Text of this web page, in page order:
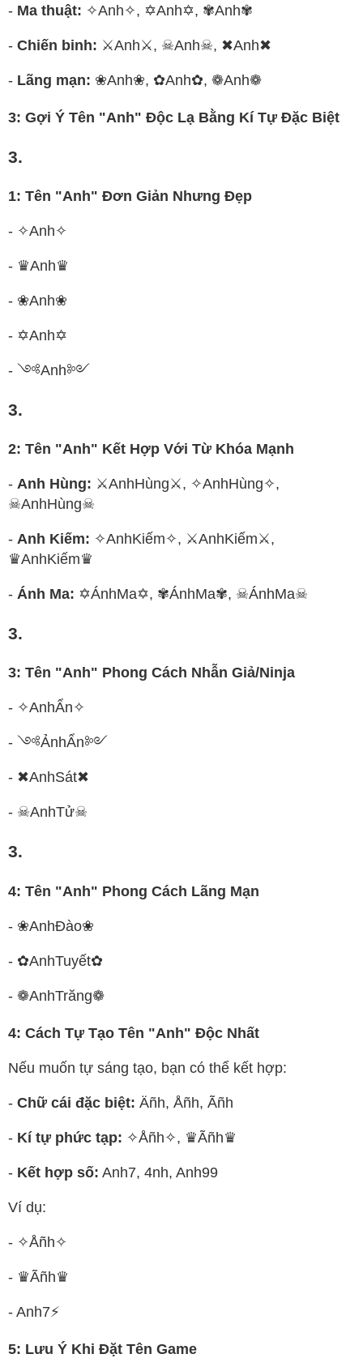
- Ma thuật: ✧Anh✧, ✡Anh✡, ✾Anh✾
- Chiến binh: ⚔Anh⚔, ☠Anh☠, ✖Anh✖
- Lãng mạn: ❀Anh❀, ✿Anh✿, ❁Anh❁
3: Gợi Ý Tên "Anh" Độc Lạ Bằng Kí Tự Đặc Biệt
3.
1: Tên "Anh" Đơn Giản Nhưng Đẹp
- ✧Anh✧
- ♛Anh♛
- ❀Anh❀
- ✡Anh✡
- ༺Anh༻
3.
2: Tên "Anh" Kết Hợp Với Từ Khóa Mạnh
- Anh Hùng: ⚔AnhHùng⚔, ✧AnhHùng✧,
☠AnhHùng☠
- Anh Kiếm: ✧AnhKiếm✧, ⚔AnhKiếm⚔,
♛AnhKiếm♛
- Ánh Ma: ✡ÁnhMa✡, ✾ÁnhMa✾, ☠ÁnhMa☠
3.
3: Tên "Anh" Phong Cách Nhẫn Giả/Ninja
- ✧AnhẨn✧
- ༺ẢnhẨn༻
- ✖AnhSát✖
- ☠AnhTử☠
3.
4: Tên "Anh" Phong Cách Lãng Mạn
- ❀AnhĐào❀
- ✿AnhTuyết✿
- ❁AnhTrăng❁
4: Cách Tự Tạo Tên "Anh" Độc Nhất
Nếu muốn tự sáng tạo, bạn có thể kết hợp:
- Chữ cái đặc biệt: Äñh, Åñh, Ãñh
- Kí tự phức tạp: ✧Åñh✧, ♛Ãñh♛
- Kết hợp số: Anh7, 4nh, Anh99
Ví dụ:
- ✧Åñh✧
- ♛Ãñh♛
- Anh7⚡
5: Lưu Ý Khi Đặt Tên Game